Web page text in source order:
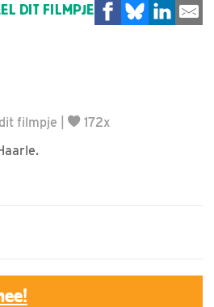
DIT FILMPJE
filmpje
172x